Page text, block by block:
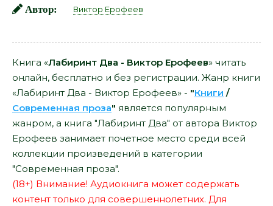
Автор: Виктор Ерофеев
Книга «Лабиринт Два - Виктор Ерофеев» читать
онлайн, бесплатно и без регистрации. Жанр книги
«Лабиринт Два - Виктор Ерофеев» - "Книги /
Современная проза" является популярным
жанром, а книга "Лабиринт Два" от автора Виктор
Ерофеев занимает почетное место среди всей
коллекции произведений в категории
"Современная проза".
(18+) Внимание! Аудиокнига может содержать
контент только для совершеннолетних. Для